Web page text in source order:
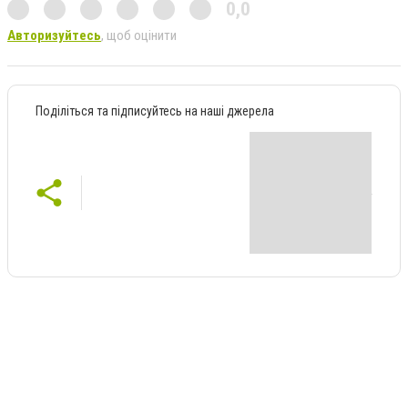
0,0
Авторизуйтесь, щоб оцінити
Поділіться та підписуйтесь на наші джерела